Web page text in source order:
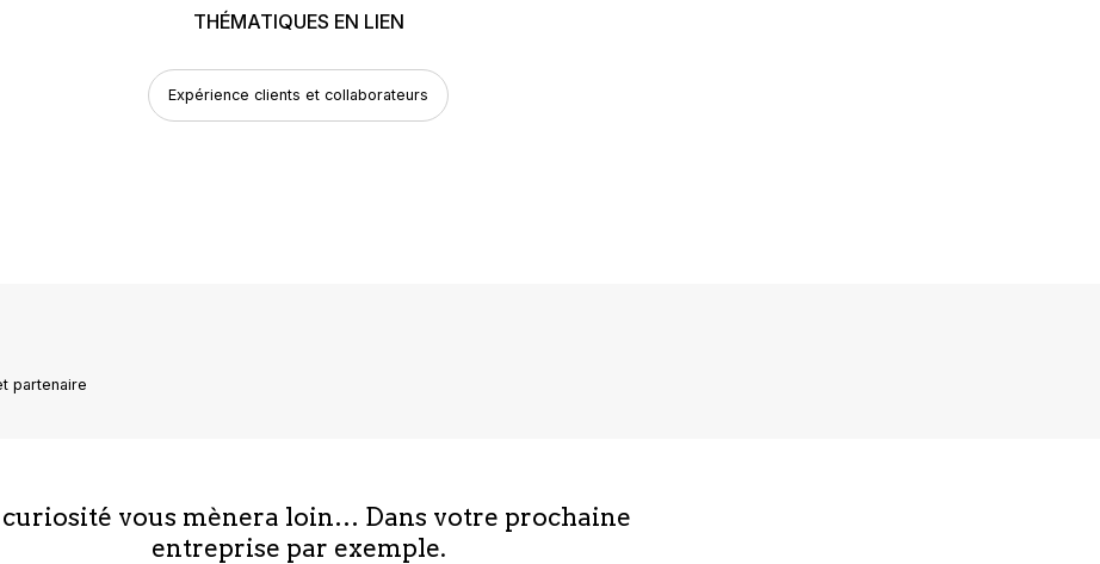
THÉMATIQUES EN LIEN
Expérience clients et collaborateurs
partenaire
curiosité vous mènera loin… Dans votre prochaine
entreprise par exemple.